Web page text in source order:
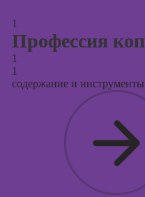
1
Профессия
1
1
содержание и инструменты